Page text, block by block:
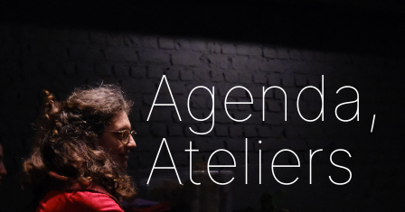
Agenda,
Ateliers